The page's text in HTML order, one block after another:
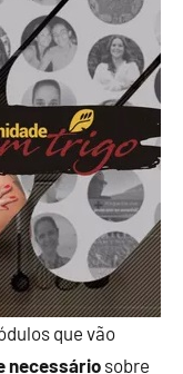
que vão
necessário sobre